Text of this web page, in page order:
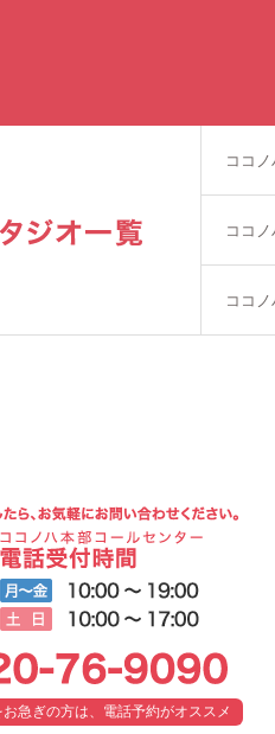
ココノ
ココノ
ココノ
急ぎの方は、電話予約がオススメ